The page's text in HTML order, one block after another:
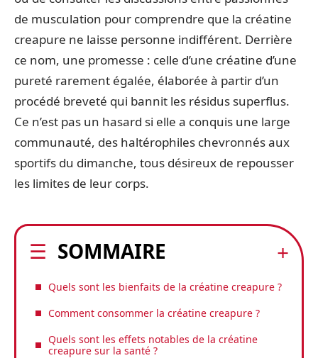
de musculation pour comprendre que la créatine
creapure ne laisse personne indifférent. Derrière
ce nom, une promesse : celle d’une créatine d’une
pureté rarement égalée, élaborée à partir d’un
procédé breveté qui bannit les résidus superflus.
Ce n’est pas un hasard si elle a conquis une large
communauté, des haltérophiles chevronnés aux
sportifs du dimanche, tous désireux de repousser
les limites de leur corps.
SOMMAIRE
Quels sont les bienfaits de la créatine creapure ?
Comment consommer la créatine creapure ?
Quels sont les effets notables de la créatine
creapure sur la santé ?